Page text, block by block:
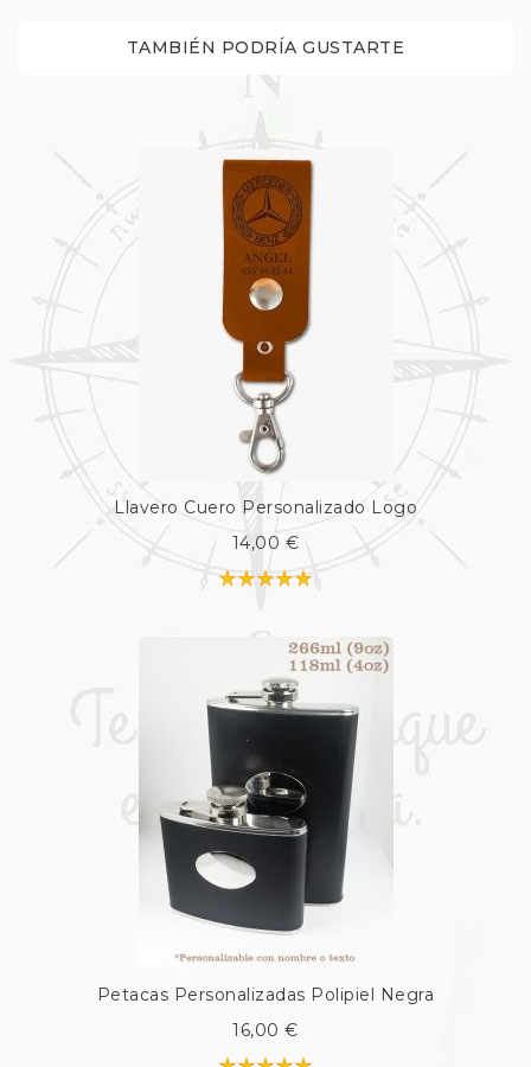
TAMBIÉN PODRÍA GUSTARTE
Llavero Cuero Personalizado Logo
14,00 €
Petacas Personalizadas Polipiel Negra
16,00 €